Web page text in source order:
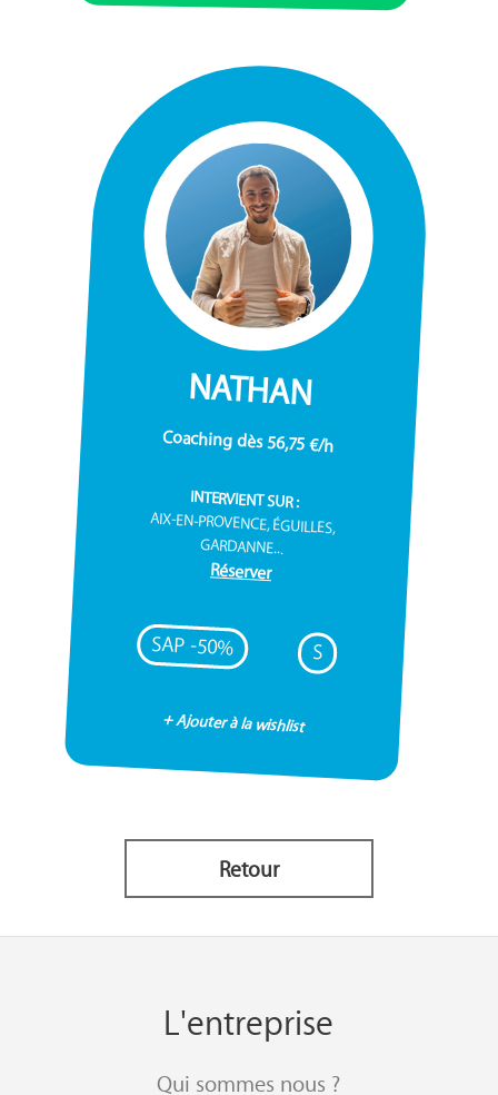
NATHAN
Coaching dès 56,75 €/h
INTERVIENT SUR :
AIX-EN-PROVENCE, ÉGUILLES,
GARDANNE...
Réserver
SAP -50% S
+ Ajouter à la wishlist
Retour
L'entreprise
Qui sommes nous ?